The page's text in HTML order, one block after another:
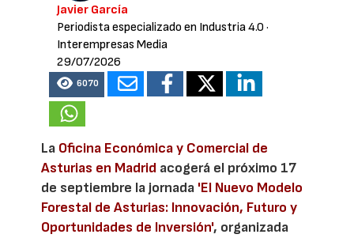
Javier García
Periodista especializado en Industria 4.0 ·
Interempresas Media
29/07/2026
6070
La Oficina Económica y Comercial de
Asturias en Madrid acogerá el próximo 17
de septiembre la jornada 'El Nuevo Modelo
Forestal de Asturias: Innovación, Futuro y
Oportunidades de Inversión', organizada